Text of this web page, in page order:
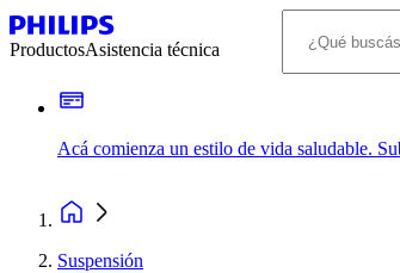
ProductosAsistencia técnica
Acá comienza un estilo de vida saludable.
Suspensión